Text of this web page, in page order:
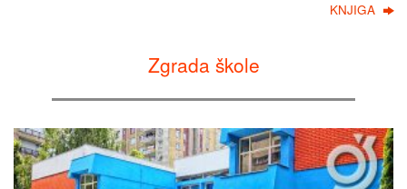
KNJIGA
Zgrada škole